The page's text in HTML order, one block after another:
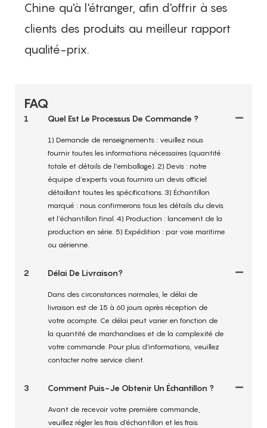
Chine qu'à l'étranger, afin d'offrir à ses
clients des produits au meilleur rapport
qualité-prix.
FAQ
1 Quel Est Le Processus De Commande ?
1) Demande de renseignements : veuillez nous
fournir toutes les informations nécessaires (quantité
totale et détails de l’emballage). 2) Devis : notre
équipe d’experts vous fournira un devis officiel
détaillant toutes les spécifications. 3) Échantillon
marqué : nous confirmerons tous les détails du devis
et l’échantillon final. 4) Production : lancement de la
production en série. 5) Expédition : par voie maritime
ou aérienne.
2 Délai De Livraison?
Dans des circonstances normales, le délai de
livraison est de 15 à 60 jours après réception de
votre acompte. Ce délai peut varier en fonction de
la quantité de marchandises et de la complexité de
votre commande. Pour plus d'informations, veuillez
contacter notre service client.
3 Comment Puis-Je Obtenir Un Échantillon ?
Avant de recevoir votre première commande,
veuillez régler les frais d'échantillon et les frais